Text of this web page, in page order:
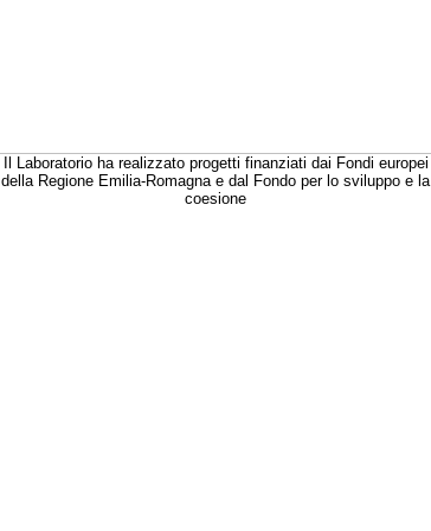
Il Laboratorio ha realizzato progetti finanziati dai Fondi europei
della Regione Emilia-Romagna e dal Fondo per lo sviluppo e la
coesione